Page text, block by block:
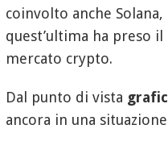
coinvolto anche
quest’ultima ha preso
mercato crypto.
Dal punto di vista
ancora in una